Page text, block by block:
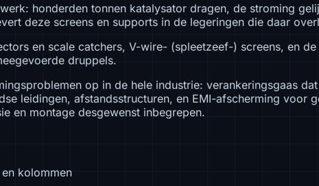
honderden tonnen katalysator dragen, de stroming
deze screens en supports in de legeringen die daar
en scale catchers, V-wire- (spleetzeef-) screens, en
druppels.
op in de hele industrie: verankeringsgaas
leidingen, afstandsstructuren, en EMI-afscherming voor
en montage desgewenst inbegrepen.
kolommen